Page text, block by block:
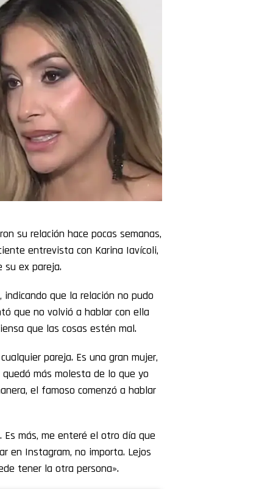
su relación hace pocas semanas,
entrevista con Karina Iavícoli,
ex pareja.
que la relación no pudo
que no volvió a hablar con ella
que las cosas estén mal.
pareja. Es una gran mujer,
más molesta de lo que yo
el famoso comenzó a hablar
Es más, me enteré el otro día que
en Instagram, no importa. Lejos
tener la otra persona».